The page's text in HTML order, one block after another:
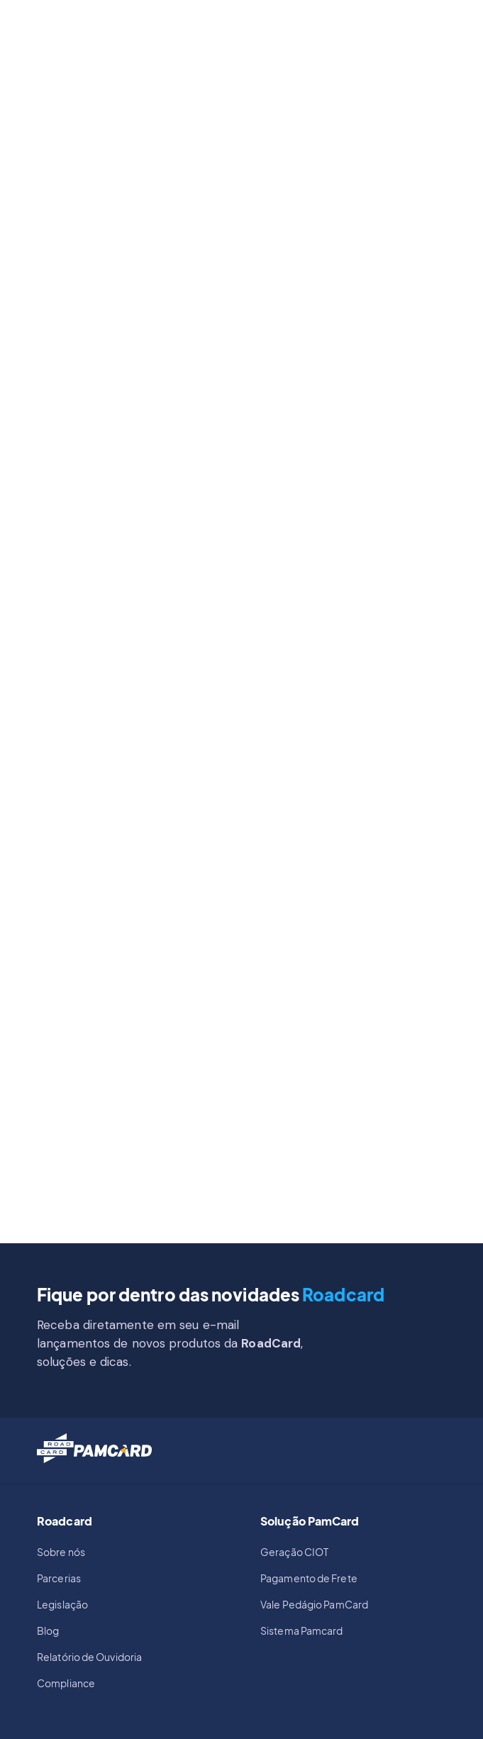
Fique por dentro das novidadesRoadcard
Receba diretamente em seu e-mail
lançamentos de novos produtos da RoadCard,
soluções e dicas.
Roadcard
Sobre nós
Parcerias
Legislação
Blog
Relatório de Ouvidoria
Compliance
Solução PamCard
Geração CIOT
Pagamento de Frete
Vale Pedágio PamCard
Sistema Pamcard